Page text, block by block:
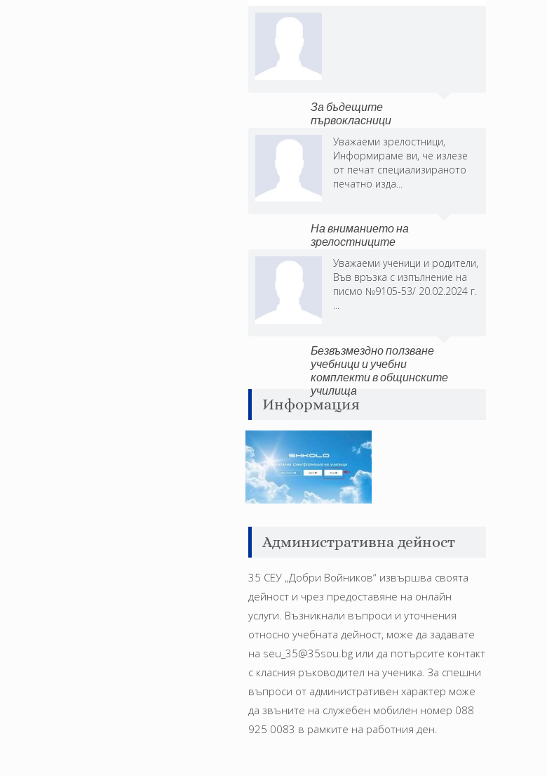
За бъдещите
първокласници
Уважаеми зрелостници,
Информираме ви, че излезе
от печат специализираното
печатно изда...
На вниманието на
зрелостниците
Уважаеми ученици и родители,
Във връзка с изпълнение на
писмо №9105-53/ 20.02.2024 г.
...
Безвъзмездно ползване
учебници и учебни
комплекти в общинските
училища
Информация
Административна дейност
35 СЕУ „Добри Войников“ извършва своята
дейност и чрез предоставяне на онлайн
услуги. Възникнали въпроси и уточнения
относно учебната дейност, може да задавате
на seu_35@35sou.bg или да потърсите контакт
с класния ръководител на ученика. За спешни
въпроси от административен характер може
да звъните на служебен мобилен номер 088
925 0083 в рамките на работния ден.